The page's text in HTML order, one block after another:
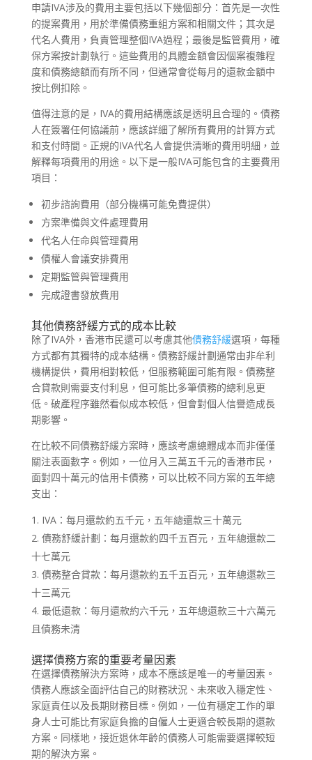
申請IVA涉及的費用主要包括以下幾個部分：首先是一次性
的提案費用，用於準備債務重組方案和相關文件；其次是
代名人費用，負責管理整個IVA過程；最後是監管費用，確
保方案按計劃執行。這些費用的具體金額會因個案複雜程
度和債務總額而有所不同，但通常會從每月的還款金額中
按比例扣除。
值得注意的是，IVA的費用結構應該是透明且合理的。債務
人在簽署任何協議前，應該詳細了解所有費用的計算方式
和支付時間。正規的IVA代名人會提供清晰的費用明細，並
解釋每項費用的用途。以下是一般IVA可能包含的主要費用
項目：
初步諮詢費用（部分機構可能免費提供）
方案準備與文件處理費用
代名人任命與管理費用
債權人會議安排費用
定期監管與管理費用
完成證書發放費用
其他債務舒緩方式的成本比較
除了IVA外，香港市民還可以考慮其他債務舒緩選項，每種
方式都有其獨特的成本結構。債務舒緩計劃通常由非牟利
機構提供，費用相對較低，但服務範圍可能有限。債務整
合貸款則需要支付利息，但可能比多筆債務的總利息更
低。破產程序雖然看似成本較低，但會對個人信譽造成長
期影響。
在比較不同債務舒緩方案時，應該考慮總體成本而非僅僅
關注表面數字。例如，一位月入三萬五千元的香港市民，
面對四十萬元的信用卡債務，可以比較不同方案的五年總
支出：
IVA：每月還款約五千元，五年總還款三十萬元
債務舒緩計劃：每月還款約四千五百元，五年總還款二
十七萬元
債務整合貸款：每月還款約五千五百元，五年總還款三
十三萬元
最低還款：每月還款約六千元，五年總還款三十六萬元
且債務未清
選擇債務方案的重要考量因素
在選擇債務解決方案時，成本不應該是唯一的考量因素。
債務人應該全面評估自己的財務狀況、未來收入穩定性、
家庭責任以及長期財務目標。例如，一位有穩定工作的單
身人士可能比有家庭負擔的自僱人士更適合較長期的還款
方案。同樣地，接近退休年齡的債務人可能需要選擇較短
期的解決方案。